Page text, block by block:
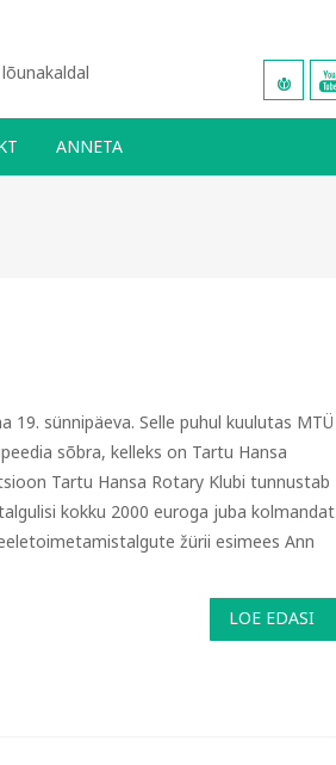
ANNETA
19. sünnipäeva. Selle puhul kuulutas MTÜ
sõbra, kelleks on Tartu Hansa
Tartu Hansa Rotary Klubi tunnustab
kokku 2000 euroga juba kolmandat
žürii esimees Ann
LOE EDASI